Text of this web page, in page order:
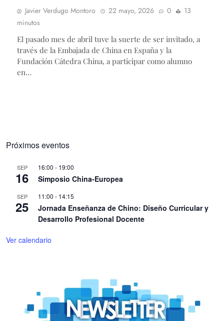
Javier Verdugo Montoro 22 mayo, 2026 0
13
minutos
El pasado mes de abril tuve la suerte de ser invitado, a
través de la Embajada de China en España y la
Fundación Cátedra China, a participar como alumno
en…
Próximos eventos
SEP
16
16:00 - 19:00
Simposio China-Europea
SEP
25
11:00 - 14:15
Jornada Enseñanza de Chino: Diseño Curricular y
Desarrollo Profesional Docente
Ver calendario